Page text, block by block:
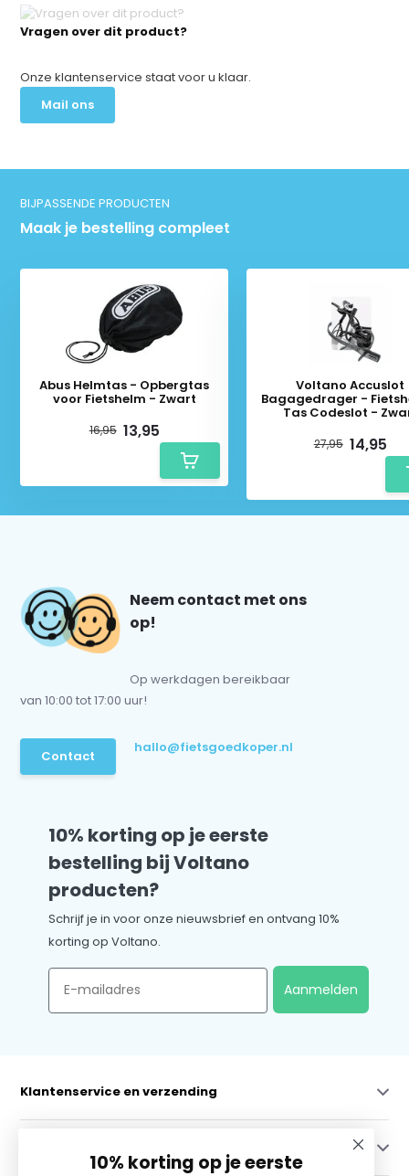
Vragen over dit product?
Onze klantenservice staat voor u klaar.
Mail ons
BIJPASSENDE PRODUCTEN
Maak je bestelling compleet
Abus Helmtas - Opbergtas
voor Fietshelm - Zwart
16,95 13,95
Voltano Accuslot
Bagagedrager -
Tas Codeslot -
27,95 14,95
Neem contact met ons
op!
Op werkdagen bereikbaar
van 10:00 tot 17:00 uur!
Contact
hallo@fietsgoedkoper.nl
10% korting op je eerste
bestelling bij Voltano
producten?
Schrijf je in voor onze nieuwsbrief en ontvang 10%
korting op Voltano.
Email
Aanmelden
Klantenservice en verzending
10% korting op je eerste